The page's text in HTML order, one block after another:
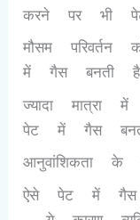
करने पर भी
मौसम
में गैस बनती है
ज्यादा
पेट में गैस
आनुवांशिकता
ऐसे पेट में